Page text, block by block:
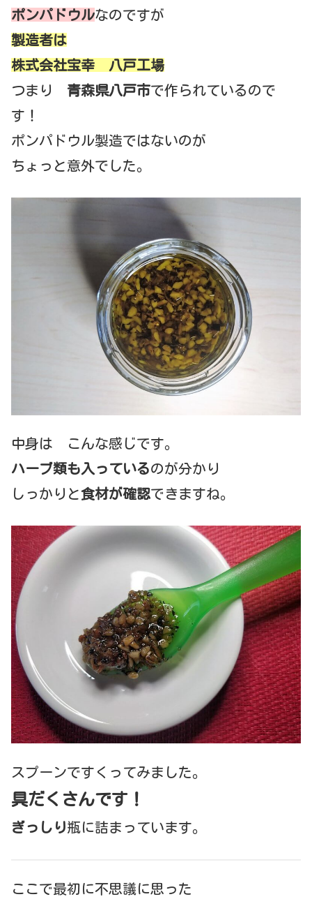
ポンパドウルなのですが
製造者は
株式会社宝幸 八戸工場
つまり 青森県八戸市で作られているので
す！
ポンパドウル製造ではないのが
ちょっと意外でした。
中身は こんな感じです。
ハーブ類も入っているのが分かり
しっかりと食材が確認できますね。
スプーンですくってみました。
具だくさんです！
ぎっしり瓶に詰まっています。
ここで最初に不思議に思った